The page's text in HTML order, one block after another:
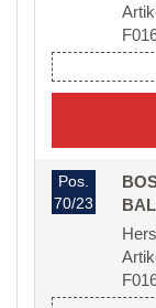
Pos.
70/23